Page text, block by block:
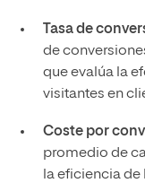
Tasa de
de
que evalúa la
visitantes en
Coste por
promedio de
la eficiencia